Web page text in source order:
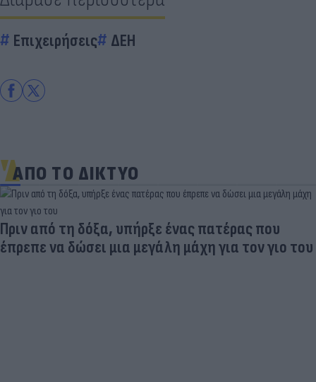
Επιχειρήσεις ΔΕΗ
ΑΠΟ ΤΟ ΔΙΚΤΥΟ
Πριν από τη δόξα, υπήρξε ένας πατέρας που
έπρεπε να δώσει μια μεγάλη μάχη για τον γιο του